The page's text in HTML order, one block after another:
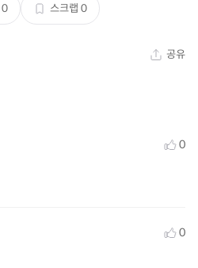
0 스크랩 0
공유
0
0